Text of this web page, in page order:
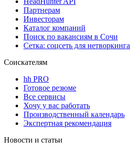
Партнерам
Инвесторам
Каталог компаний
Поиск по вакансиям в Сочи
Сетка: соцсеть для нетворкинга
Соискателям
hh PRO
Готовое резюме
Все сервисы
Хочу у вас работать
Производственный календарь
Экспертная рекомендация
Новости и статьи